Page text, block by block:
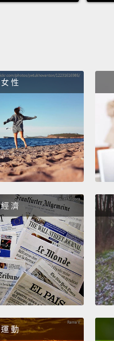
的姿勢是在辦公室內過得
是所有坐姿改善辦法都能
你的脊椎呈硬挺、筆直的姿
力。在你調整自己姿勢前，
是很重要的。
First, you should
sitting on. If you choose
support, then make sure
resting. Try not to cross
circulation. And don't
can crimp your nerves
rocking back and forth in
research has shown that
boosts your ability to
sitting alternative, where
work. Just two hours a
benefits such as
女 性
經 濟
運 動